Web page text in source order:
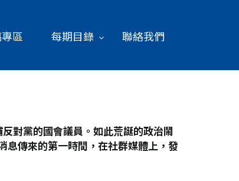
區 每期目錄 聯絡我們
對黨的國會議員。如此荒誕的政治鬧
息傳來的第一時間，在社群媒體上，發